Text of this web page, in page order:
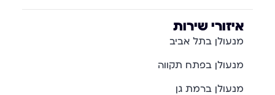
איזורי שירות
מנעולן בתל אביב
מנעולן בפתח תקווה
מנעולן ברמת גן